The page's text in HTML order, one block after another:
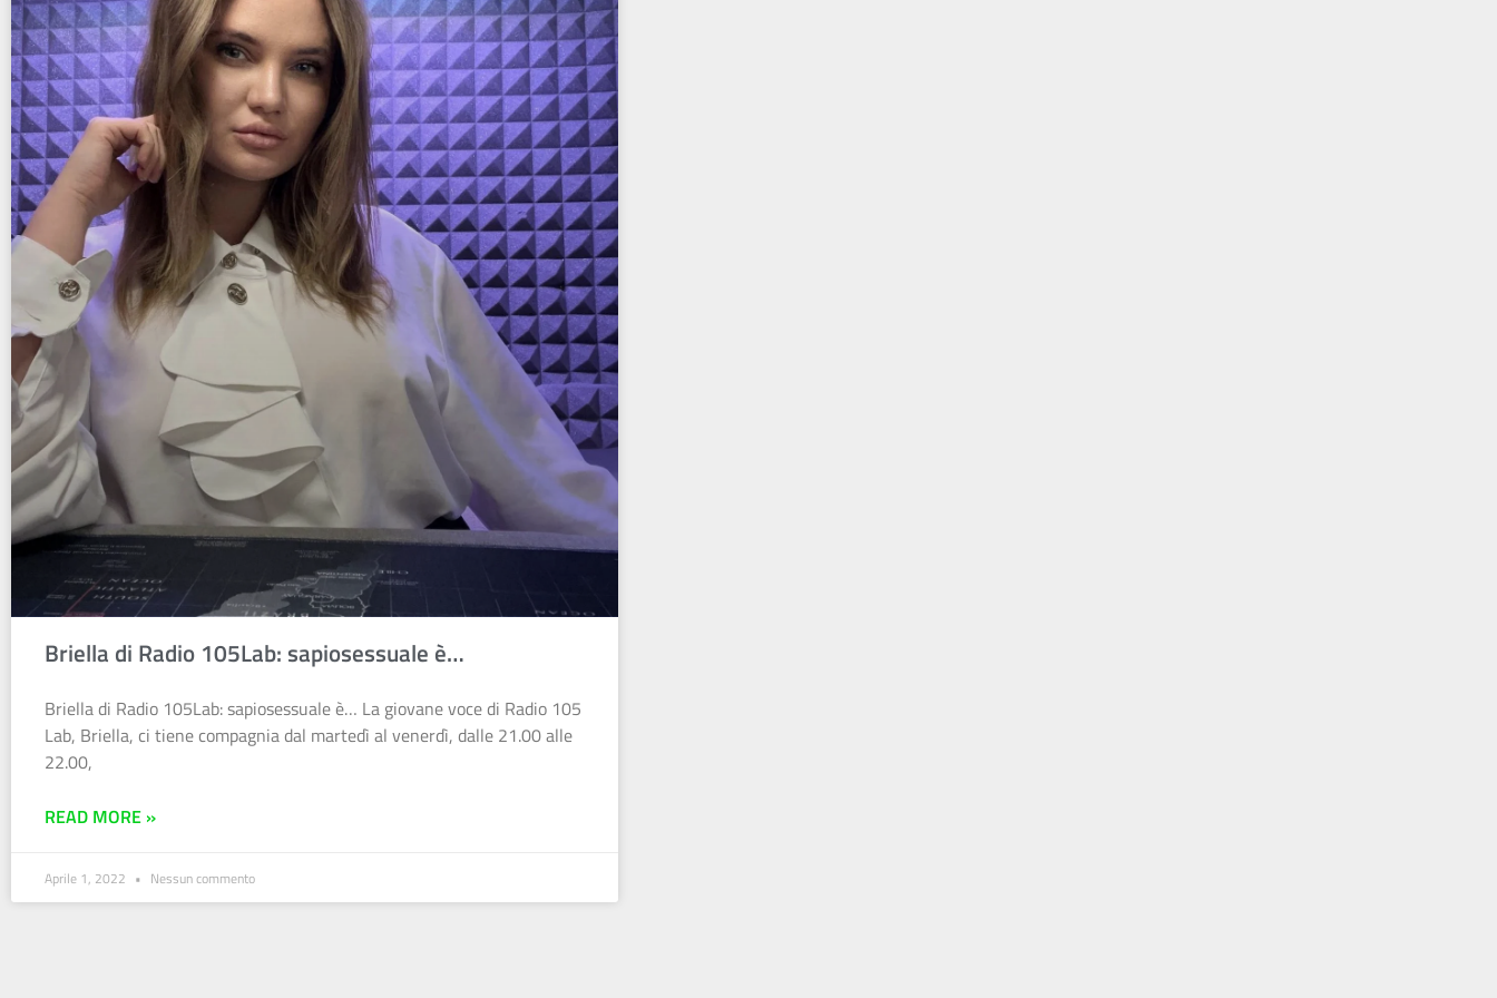
Briella di Radio 105Lab: sapiosessuale è…
Briella di Radio 105Lab: sapiosessuale è… La giovane voce di Radio 105
Lab, Briella, ci tiene compagnia dal martedì al venerdì, dalle 21.00 alle
22.00,
READ MORE »
Aprile 1, 2022 Nessun commento